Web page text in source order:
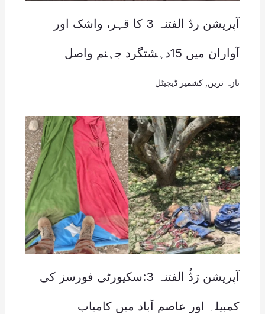
آپریشن ردّ الفتنہ 3 کا قہر، واشک اور
آواران میں 15دہشتگرد جہنم واصل
تازہ ترین کشمیر ڈیجیٹل
آپریشن رَدُّ الفتنہ 3:سکیورٹی فورسز کی
کمبیلہ اور عاصم آباد میں کامیاب